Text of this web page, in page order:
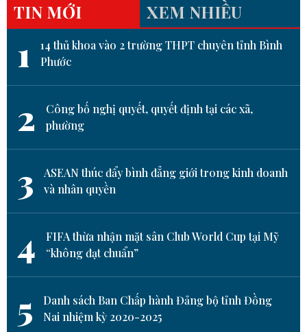
TIN MỚI XEM NHIỀU
1
14 thủ khoa vào 2 trường THPT chuyên tỉnh Bình
Phước
2
Công bố nghị quyết, quyết định tại các xã,
phường
3
ASEAN thúc đẩy bình đẳng giới trong kinh doanh
và nhân quyền
4
FIFA thừa nhận mặt sân Club World Cup tại Mỹ
“không đạt chuẩn”
5
Danh sách Ban Chấp hành Đảng bộ tỉnh Đồng
Nai nhiệm kỳ 2020-2025